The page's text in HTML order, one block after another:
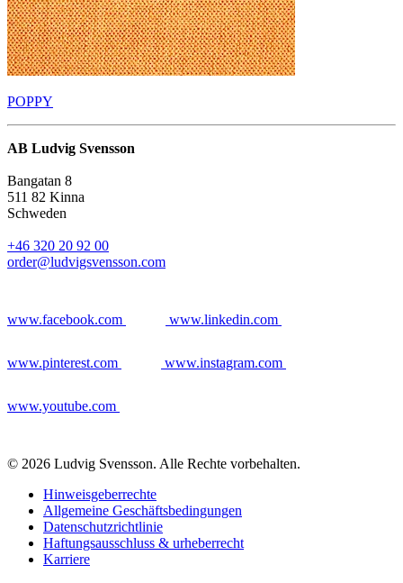
POPPY
AB Ludvig Svensson
Bangatan 8
511 82 Kinna
Schweden
+46 320 20 92 00
order@ludvigsvensson.com
www.facebook.com www.linkedin.com
www.pinterest.com www.instagram.com
www.youtube.com
© 2026 Ludvig Svensson. Alle Rechte vorbehalten.
Hinweisgeberrechte
Allgemeine Geschäftsbedingungen
Datenschutzrichtlinie
Haftungsausschluss & urheberrecht
Karriere